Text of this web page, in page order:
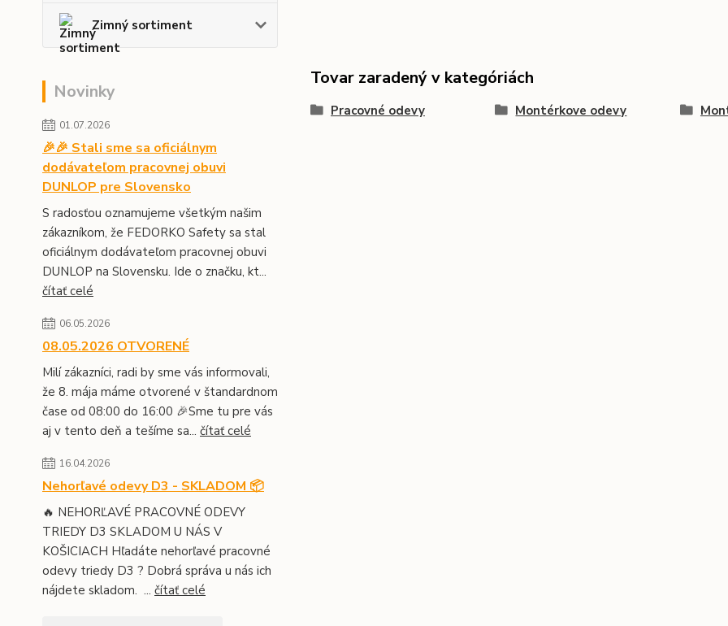
Zimný sortiment
Novinky
01.07.2026
🎉🎉 Stali sme sa oficiálnym
dodávateľom pracovnej obuvi
DUNLOP pre Slovensko
S radosťou oznamujeme všetkým našim
zákazníkom, že FEDORKO Safety sa stal
oficiálnym dodávateľom pracovnej obuvi
DUNLOP na Slovensku. Ide o značku, kt...
čítať celé
06.05.2026
08.05.2026 OTVORENÉ
Milí zákazníci, radi by sme vás informovali,
že 8. mája máme otvorené v štandardnom
čase od 08:00 do 16:00 🎉Sme tu pre vás
aj v tento deň a tešíme sa... čítať celé
16.04.2026
Nehorľavé odevy D3 - SKLADOM 📦
🔥 NEHORĽAVÉ PRACOVNÉ ODEVY
TRIEDY D3 SKLADOM U NÁS V
KOŠICIACH Hľadáte nehorľavé pracovné
odevy triedy D3 ? Dobrá správa u nás ich
nájdete skladom. ... čítať celé
Tovar zaradený v kategóriách
Pracovné odevy Montérkove odevy